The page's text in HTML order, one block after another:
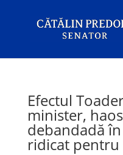
Efectul
minister,
debandadă
ridicat pentru